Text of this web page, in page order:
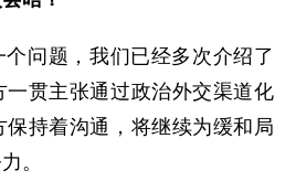
问题，我们已经多次介绍了
一贯主张通过政治外交渠道化
持着沟通，将继续为缓和局
。